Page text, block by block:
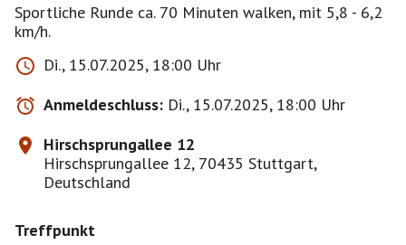
Sportliche Runde ca. 70 Minuten walken, mit 5,8 - 6,2
km/h.
Di., 15.07.2025, 18:00 Uhr
Anmeldeschluss: Di., 15.07.2025, 18:00 Uhr
Hirschsprungallee 12
Hirschsprungallee 12, 70435 Stuttgart,
Deutschland
Treffpunkt